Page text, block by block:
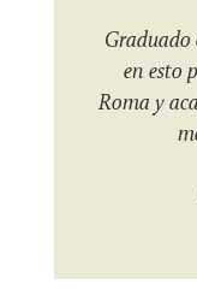
en esto
Roma y